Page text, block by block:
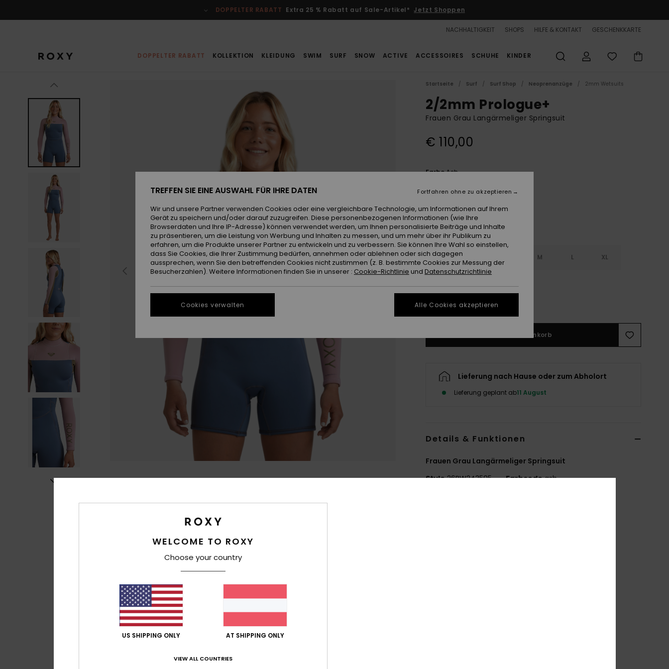
DOPPELTER RABATT Extra 25 % Rabatt auf Sale-Artikel* Jetzt Shoppen
NACHHALTIGKEIT SHOPS HILFE & KONTAKT GESCHENKKARTE
DOPPELTER RABATT KOLLEKTION KLEIDUNG SWIM SURF SNOW ACTIVE ACCESSOIRES SCHUHE KINDER
Startseite Surf Surf Shop Neoprenanzüge 2mm Wetsuits
2/2mm Prologue+
Frauen Grau Langärmeliger Springsuit
€ 110,00
FarbeAsh
XXS M L XL
Größentabelle ansehen
In den Warenkorb
Lieferung nach Hause oder zum Abholort
Lieferung geplant ab11 August
Details & Funktionen
Frauen Grau Langärmeliger Springsuit
Style26BW243505 Farbcodeash
WELCOME TO ROXY
Choose your country
US SHIPPING ONLY AT SHIPPING ONLY
VIEW ALL COUNTRIES
TREFFEN SIE EINE AUSWAHL FÜR IHRE DATEN
Wir und unsere Partner verwenden Cookies oder eine vergleichbare Technologie, um Informationen auf Ihrem
Gerät zu speichern und/oder darauf zuzugreifen. Diese personenbezogenen Informationen (wie Ihre
Browserdaten und Ihre IP-Adresse) können verwendet werden, um Ihnen personalisierte Beiträge und Inhalte
zu präsentieren, um die Leistung von Werbung und Inhalten zu messen, und um mehr über ihr Publikum zu
erfahren, um die Produkte unserer Partner zu entwickeln und zu verbessern. Sie können Ihre Wahl so einstellen,
dass Sie Cookies, die Ihrer Zustimmung bedürfen, annehmen oder ablehnen oder sich dagegen
aussprechen, wenn Sie den betreffenden Cookies nicht zustimmen (z. B. bestimmte Cookies zur Messung der
Besucherzahlen). Weitere Informationen finden Sie in unserer : Cookie-Richtlinie und Datenschutzrichtlinie
Cookies verwalten
Fortfahren ohne zu akzeptieren
Alle Cookies akzeptieren